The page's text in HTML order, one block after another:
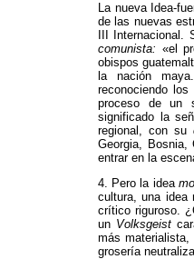
La nueva Idea-
de las nuevas
III
comunista: «el
obispos
la nación
reconociendo
proceso de un
significado la
regional, con su
Georgia, Bosnia,
entrar en la
4. Pero la idea
cultura, una idea
crítico riguroso.
un Volksgeist
más
grosería